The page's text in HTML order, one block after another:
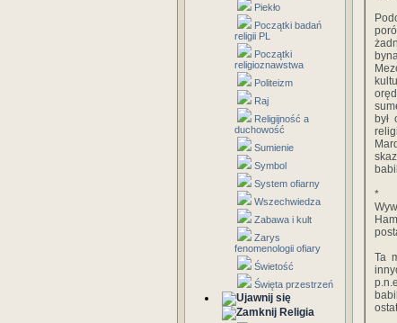
Piekło
Początki badań
religii PL
Początki
religioznawstwa
Politeizm
Raj
Religijność a
duchowość
Sumienie
Symbol
System ofiarny
Wszechwiedza
Zabawa i kult
Zarys
fenomenologii ofiary
Świetość
Święta przestrzeń
Religia
był
*
Ta